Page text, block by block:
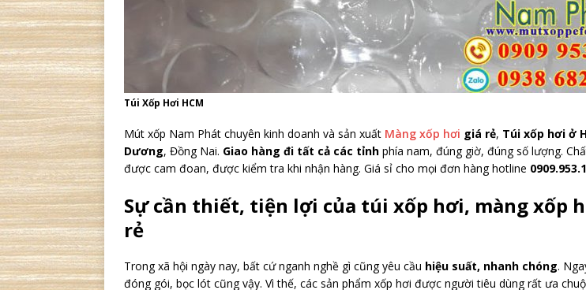
Túi Xốp Hơi HCM
Mút xốp Nam Phát chuyên kinh doanh và sản xuất Màng xốp hơi giá rẻ, Túi xốp hơi ở
Dương, Đồng Nai. Giao hàng đi tất cả các tỉnh phía nam, đúng giờ, đúng số lượng.
được cam đoan, được kiểm tra khi nhận hàng. Giá sỉ cho mọi đơn hàng hotline
Sự cần thiết, tiện lợi của túi xốp hơi, màng xốp
rẻ
Trong xã hội ngày nay, bất cứ nganh nghề gì cũng yêu cầu hiệu suất, nhanh chóng.
đóng gói, bọc lót cũng vậy. Vì thế, các sản phẩm xốp hơi được người tiêu dùng rất ưa